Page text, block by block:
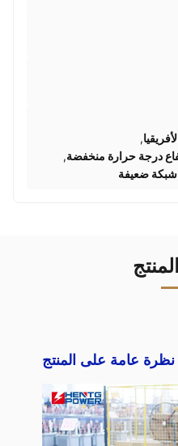
,
,
شبكة ضعيفة
نظرة عامة على المنتج